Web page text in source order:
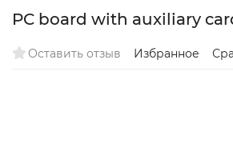
PC board with auxiliary
Оставить отзыв Избранное